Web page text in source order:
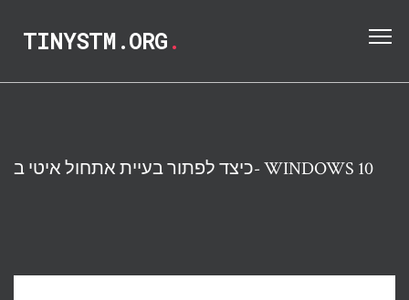
TINYSTM.ORG.
כיצד לפתור בעיית אתחול איטי ב- WINDOWS 10